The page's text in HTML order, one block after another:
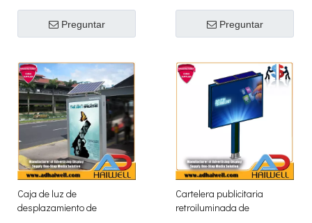
Preguntar Preguntar
Caja de luz de
desplazamiento de
Cartelera publicitaria
retroiluminada de